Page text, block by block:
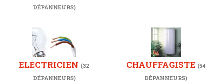
DÉPANNEURS)
ELECTRICIEN (32
DÉPANNEURS)
CHAUFFAGISTE (54
DÉPANNEURS)